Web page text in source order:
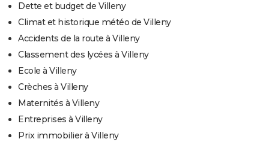
Dette et budget de Villeny
Climat et historique météo de Villeny
Accidents de la route à Villeny
Classement des lycées à Villeny
Ecole à Villeny
Crèches à Villeny
Maternités à Villeny
Entreprises à Villeny
Prix immobilier à Villeny